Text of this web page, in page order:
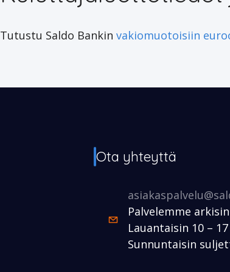
Tutustu Saldo Bankin vakiomuotoisiin
Ota yhteyttä
Palvelemme
Lauantaisin 10 –
Sunnuntaisin